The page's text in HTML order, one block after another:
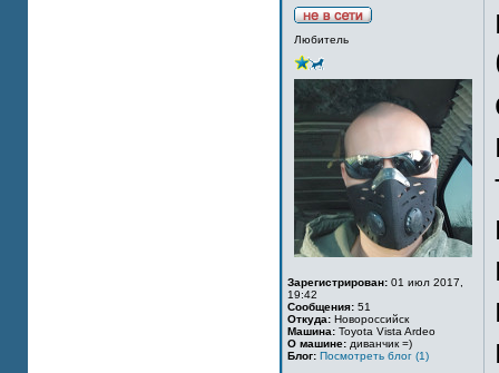
Любитель
Зарегистрирован: 01 июл 2017,
19:42
Сообщения: 51
Откуда: Новороссийск
Машина: Toyota Vista Ardeo
О машине: диванчик =)
Блог: Посмотреть блог (1)